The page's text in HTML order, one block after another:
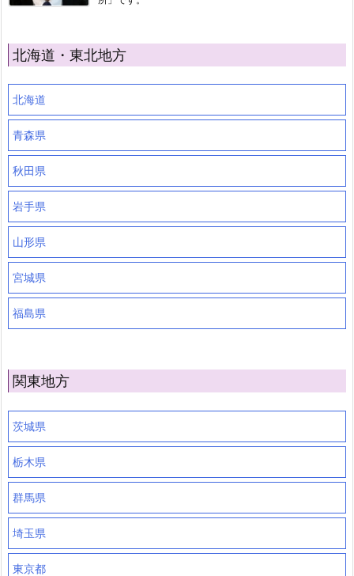
北海道・東北地方
北海道
青森県
秋田県
岩手県
山形県
宮城県
福島県
関東地方
茨城県
栃木県
群馬県
埼玉県
東京都